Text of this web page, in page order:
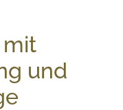
und